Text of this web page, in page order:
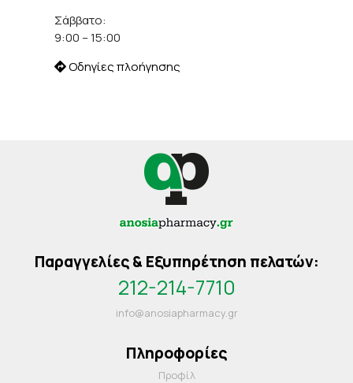
Σάββατο:
9:00 – 15:00
Οδηγίες πλοήγησης
Παραγγελίες & Εξυπηρέτηση πελατών:
212-214-7710
info@anosiapharmacy.gr
Πληροφορίες
Προφίλ